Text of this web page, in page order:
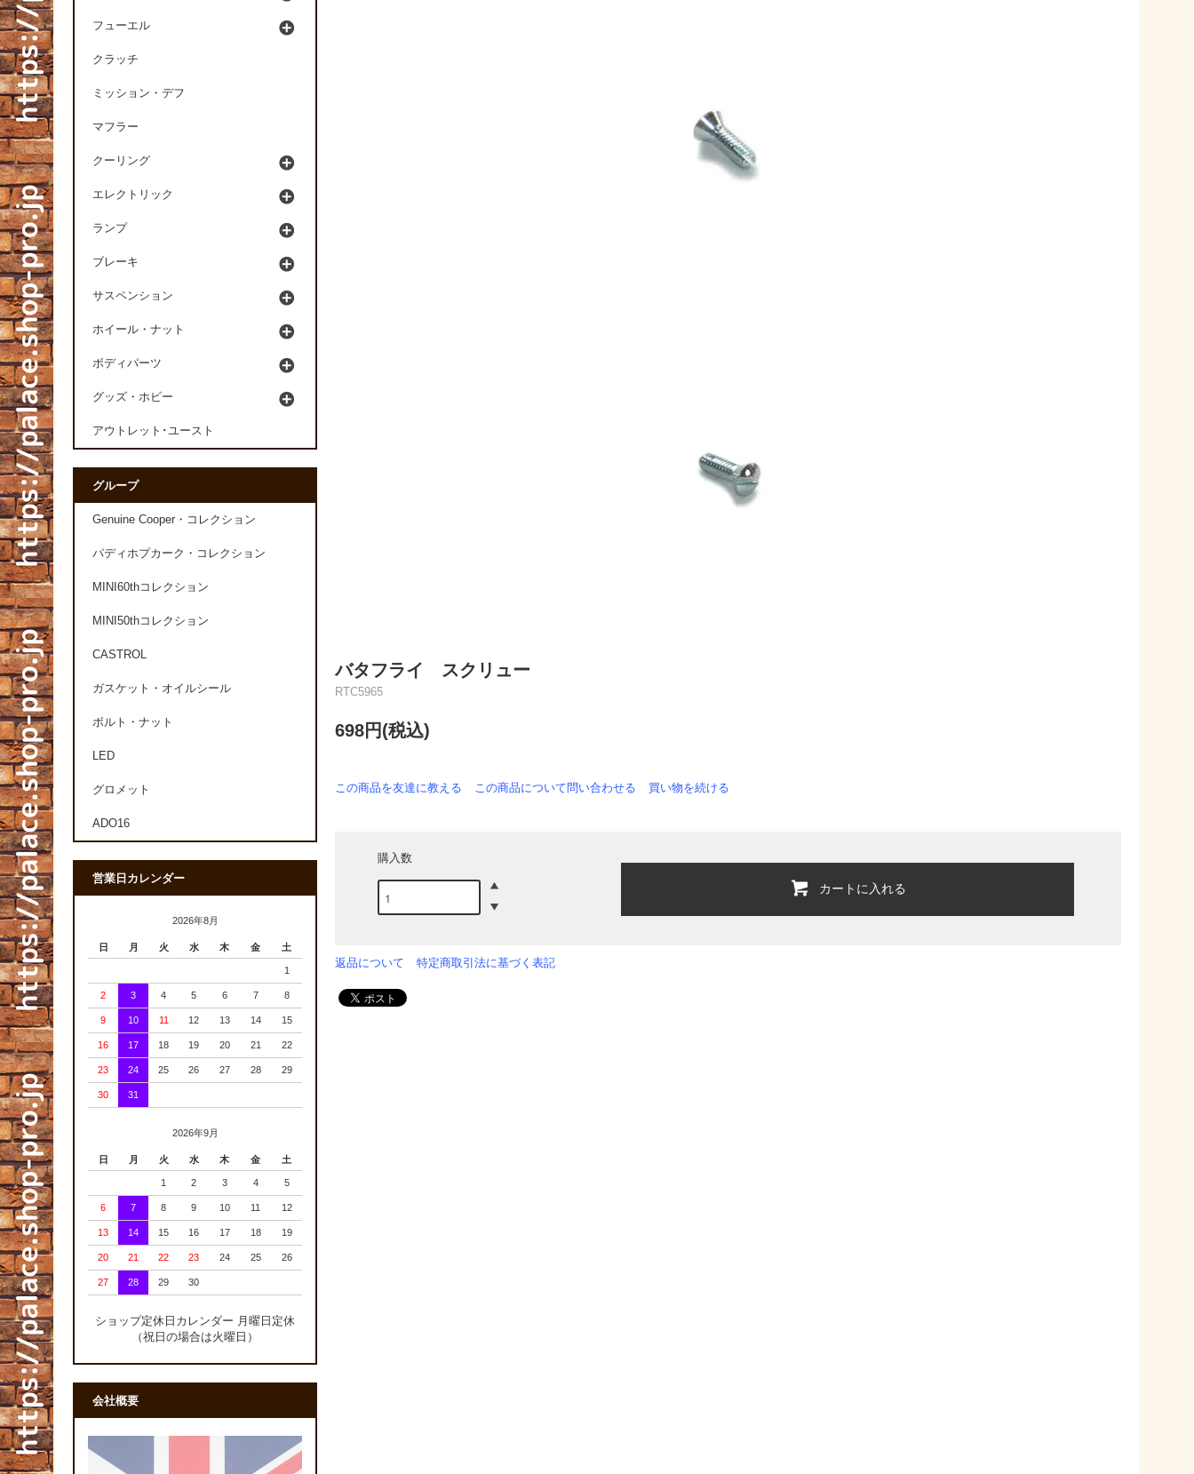
バタフライ スクリュー
RTC5965
698円(税込)
この商品を友達に教える この商品について問い合わせる 買い物を続ける
購入数
カートに入れる
返品について 特定商取引法に基づく表記
フューエル
クラッチ
ミッション・デフ
マフラー
クーリング
エレクトリック
ランプ
ブレーキ
サスペンション
ホイール・ナット
ボディパーツ
グッズ・ホビー
アウトレット･ユースト
グループ
Genuine Cooper・コレクション
パディホプカーク・コレクション
MINI60thコレクション
MINI50thコレクション
CASTROL
ガスケット・オイルシール
ボルト・ナット
LED
グロメット
ADO16
営業日カレンダー
2026年8月
日 月 火 水 木 金 土
1
2 3 4 5 6 7 8
9 10 11 12 13 14 15
16 17 18 19 20 21 22
23 24 25 26 27 28 29
30 31
2026年9月
日 月 火 水 木 金 土
1 2 3 4 5
6 7 8 9 10 11 12
13 14 15 16 17 18 19
20 21 22 23 24 25 26
27 28 29 30
ショップ定休日カレンダー 月曜日定休
（祝日の場合は火曜日）
会社概要